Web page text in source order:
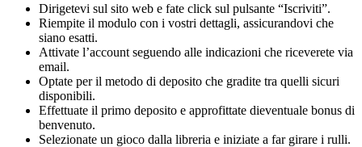
Dirigetevi sul sito web e fate click sul pulsante “Iscriviti”.
Riempite il modulo con i vostri dettagli, assicurandovi che
siano esatti.
Attivate l’account seguendo alle indicazioni che riceverete via
email.
Optate per il metodo di deposito che gradite tra quelli sicuri
disponibili.
Effettuate il primo deposito e approfittate dieventuale bonus di
benvenuto.
Selezionate un gioco dalla libreria e iniziate a far girare i rulli.